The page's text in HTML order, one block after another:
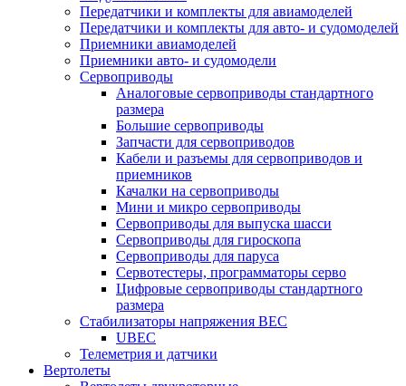
Передатчики и комплекты для авиамоделей
Передатчики и комплекты для авто- и судомоделей
Приемники авиамоделей
Приемники авто- и судомодели
Сервоприводы
Аналоговые сервоприводы стандартного
размера
Большие сервоприводы
Запчасти для сервоприводов
Кабели и разъемы для сервоприводов и
приемников
Качалки на сервоприводы
Мини и микро сервоприводы
Сервоприводы для выпуска шасси
Сервоприводы для гироскопа
Сервоприводы для паруса
Сервотестеры, программаторы серво
Цифровые сервоприводы стандартного
размера
Стабилизаторы напряжения BEC
UBEC
Телеметрия и датчики
Вертолеты